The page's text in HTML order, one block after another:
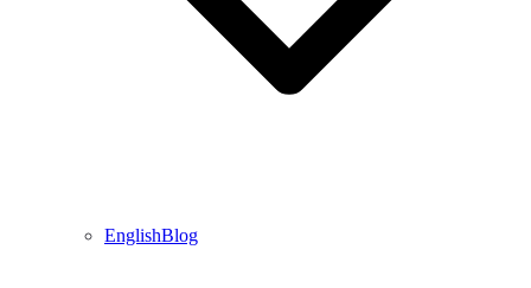
EnglishBlog